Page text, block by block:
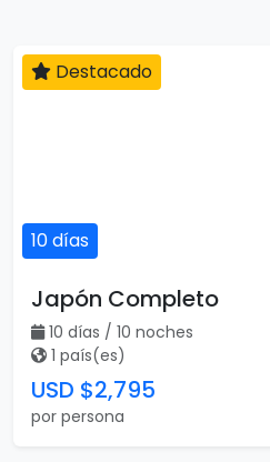
10 días
Destacado
Japón Completo
10 días / 10 noches
1 país(es)
USD $2,795
por persona